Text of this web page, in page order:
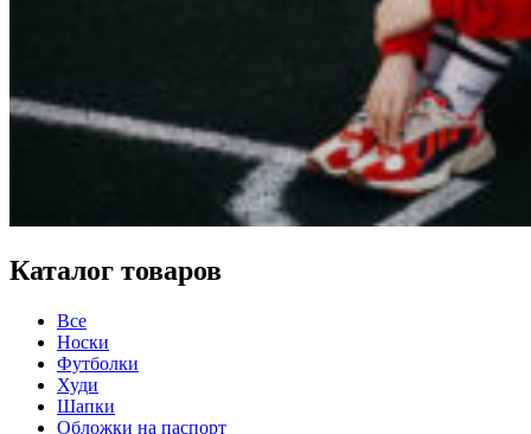
Каталог товаров
Все
Носки
Футболки
Худи
Шапки
Обложки на паспорт